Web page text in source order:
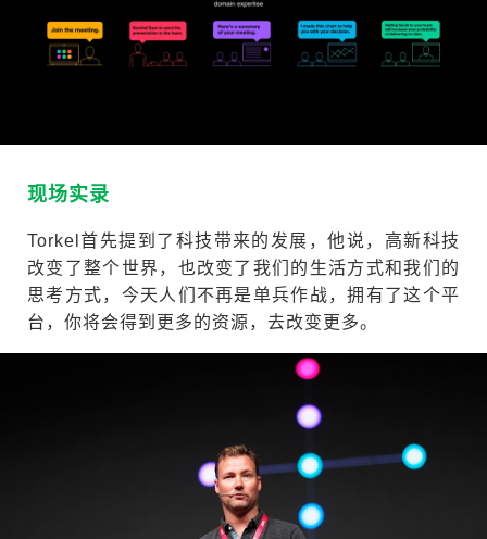
现场实录
Torkel首先提到了科技带来的发展，他说，高新科技
改变了整个世界，也改变了我们的生活方式和我们的
思考方式，今天人们不再是单兵作战，拥有了这个平
台，你将会得到更多的资源，去改变更多。